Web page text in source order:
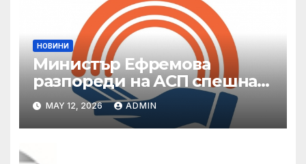
НОВИНИ
Министър Ефремова
разпореди на АСП спешна
готовност за оказване на
подкрепа на пострадали от
валежи и градушки
MAY 12, 2026 ADMIN